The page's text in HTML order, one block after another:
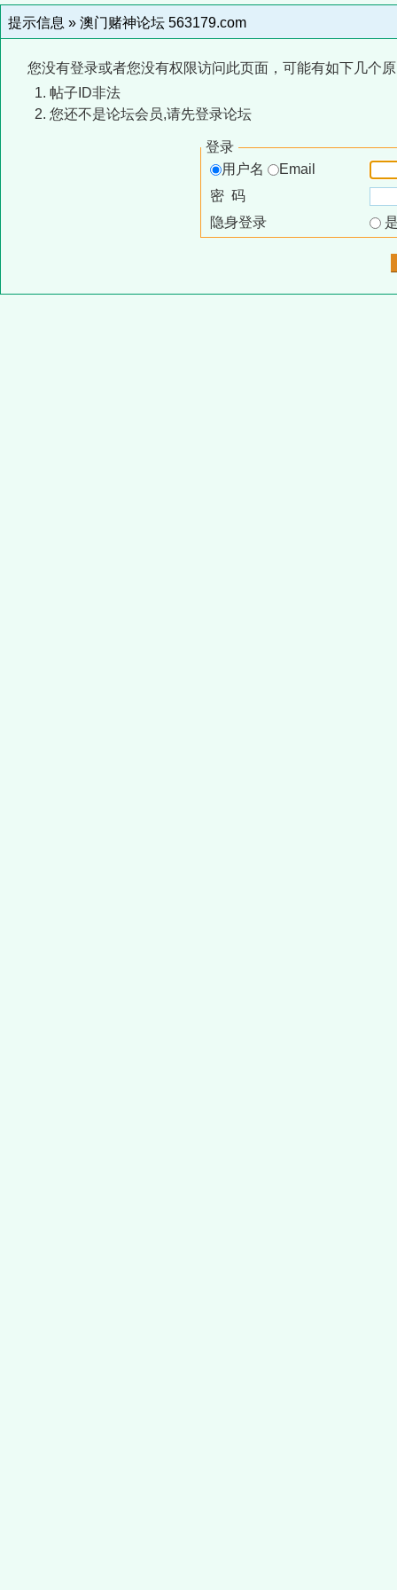
提示信息 » 澳门赌神论坛 563179.com
您没有登录或者您没有权限访问此页面，可能有如下几个
帖子ID非法
您还不是论坛会员,请先登录论坛
登录
用户名
Email
密 码
隐身登录